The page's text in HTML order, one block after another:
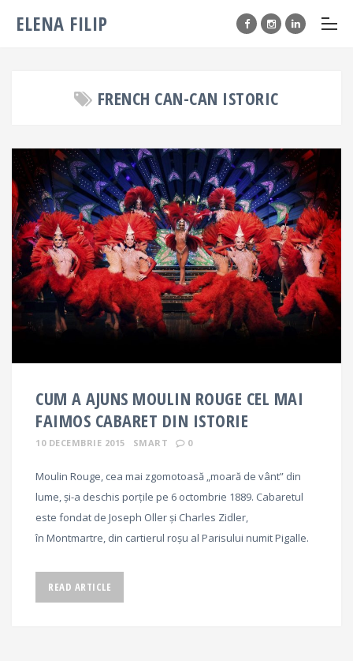
ELENA FILIP
FRENCH CAN-CAN ISTORIC
CUM A AJUNS MOULIN ROUGE CEL MAI
FAIMOS CABARET DIN ISTORIE
10 DECEMBRIE 2015 SMART 0
Moulin Rouge, cea mai zgomotoasă „moară de vânt” din
lume, și-a deschis porțile pe 6 octombrie 1889. Cabaretul
este fondat de Joseph Oller și Charles Zidler,
în Montmartre, din cartierul roșu al Parisului numit Pigalle.
READ ARTICLE